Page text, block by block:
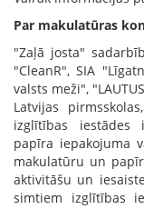
Par makulatūras
"Zaļā josta"
"CleanR", SIA
valsts meži",
Latvijas
izglītības iestādes
papīra iepakojuma
makulatūru un
aktivitāšu un
simtiem izglītības